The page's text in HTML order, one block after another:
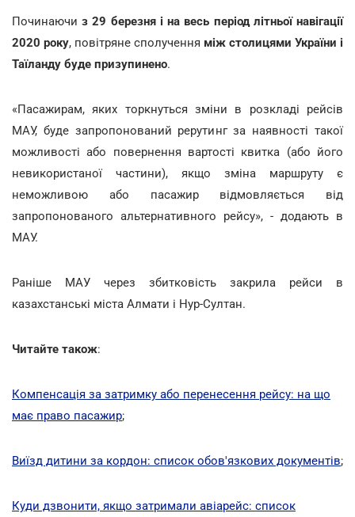
Починаючиз 29 березня і на весь період літньої навігації
2020 року, повітряне сполучення між столицями України і
Таїланду буде призупинено.
«Пасажирам, яких торкнуться зміни в розкладі рейсів
МАУ, буде запропонований рерутинг за наявності такої
можливості або повернення вартості квитка (або його
невикористаної частини), якщо зміна маршруту є
неможливою або пасажир відмовляється від
запропонованого альтернативного рейсу», - додають в
МАУ.
Раніше МАУ через збитковість закрила рейси в
казахстанські міста Алмати і Нур-Султан.
Читайте також:
Компенсація за затримку або перенесення рейсу: на що
має право пасажир;
Виїзд дитини за кордон: список обов'язкових документів;
Куди дзвонити, якщо затримали авіарейс: список